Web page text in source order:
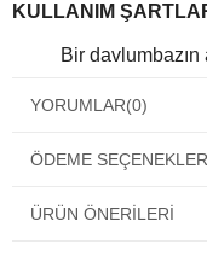
KULLANIM
Bir
solüsyonu için
YORUMLAR(0)
ÖDEME
ÜRÜN ÖNERILERI